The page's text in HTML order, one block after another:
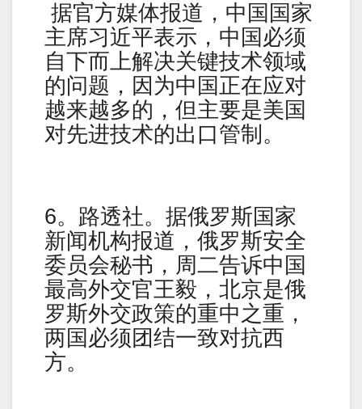
据官方媒体报道，中国国家
主席习近平表示，中国必须
自下而上解决关键技术领域
的问题，因为中国正在应对
越来越多的，但主要是美国
对先进技术的出口管制。
6。路透社。据俄罗斯国家
新闻机构报道，俄罗斯安全
委员会秘书，周二告诉中国
最高外交官王毅，北京是俄
罗斯外交政策的重中之重，
两国必须团结一致对抗西
方。